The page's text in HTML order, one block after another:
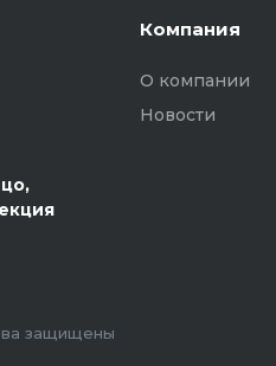
Компания
О компании
Новости
защищены